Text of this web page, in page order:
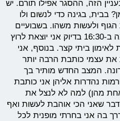
הזה, ההסגר אפילו תורם. יש
בבית, בגינה כדי לנשום ולו
ולעשות משהו. בשבועיים
האחרונים פיתחתי רוטינה בה ב-16:30 בדיוק אני יוצאת לרוץ
ביתי קצר. בנוסף, אני
את עצמי כותבת הרבה יותר
המצב החדש מותיר בך
נהדרות אליהן אני כותבת
מהן) למה לא לנצל את
שאני הכי אוהבת לעשות ואף
בה אני בחרתי מופנית לכל